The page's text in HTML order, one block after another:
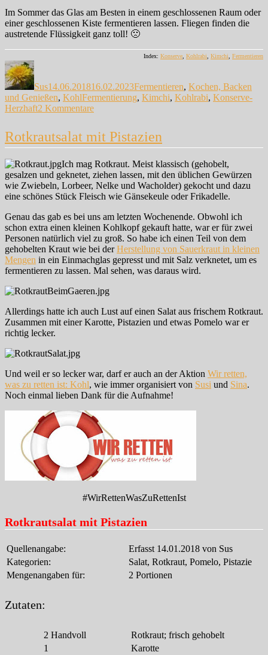
Im Sommer das Glas am Besten in einem geschlossenen Raum oder
einer geschlossenen Kiste fermentieren lassen. Fliegen finden die
austretende Flüssigkeit ganz toll! 🙁
Index: Konserve Kohlrabi Kimchi Fermentieren
Autor
Sus14.06.201816.02.2023Fermentieren, Kochen, Backen
und Genießen, KohlSchlagwörter
Fermentierung, Kimchi, Kohlrabi, Konserve-
Herzhaft2 Kommentarezu
Rotkrautsalat mit Pistazien
Ich mag Rotkraut. Meist klassisch (gehobelt,
gesalzen und geknetet, ziehen lassen, mit den üblichen Gewürzen
wie Zwiebeln, Lorbeer, Nelke und Wacholder) gekocht und dazu
eine schönes Stück Fleisch wie Gänsekeule oder Frikadelle.
Genau das gab es bei uns am letzten Wochenende. Obwohl ich
schon extra einen kleinen Kohlkopf gekauft hatte, war er für zwei
Personen natürlich viel zu groß. So habe ich einen Teil von dem
gehobelten Kraut wie bei derHerstellung von Sauerkraut in kleinen
Mengen in ein Einmachglas gepresst und mit Salz verknetet, um es
fermentieren zu lassen. Mal sehen, was daraus wird.
Allerdings hatte ich auch Lust auf einen Salat aus frischem Rotkraut.
Zusammen mit einer Karotte, Pistazien und etwas Pomelo war er
richtig lecker.
Und weil er so lecker war, darf er auch an der Aktion Wir retten,
was zu retten ist: Kohl, wie immer organisiert von Susi und Sina.
Noch einmal lieben Dank für die Aufnahme!
#WirRettenWasZuRettenIst
Rotkrautsalat mit Pistazien
Quellenangabe:
Erfasst 14.01.2018 von Sus
Kategorien:
Salat, Rotkraut, Pomelo, Pistazie
Mengenangaben für:
2 Portionen
Zutaten:
2 Handvoll
Rotkraut; frisch gehobelt
1
Karotte